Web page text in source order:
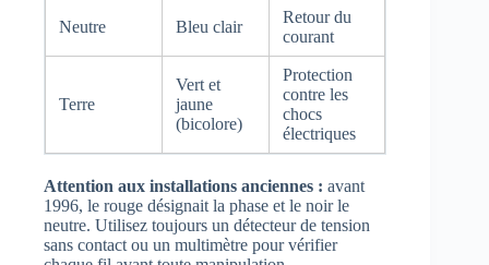
Neutre Bleu clair
Retour du
courant
Terre
Vert et
jaune
(bicolore)
Protection
contre les
chocs
électriques
Attention aux installations anciennes : avant
1996, le rouge désignait la phase et le noir le
neutre. Utilisez toujours un détecteur de tension
sans contact ou un multimètre pour vérifier